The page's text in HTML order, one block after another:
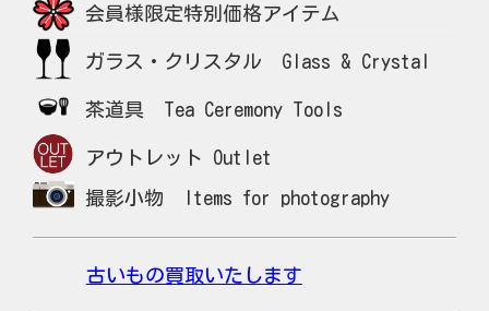
会員様限定特別価格アイテム
ガラス・クリスタル Glass & Crystal
茶道具 Tea Ceremony Tools
アウトレット Outlet
撮影小物 Items for photography
古いもの買取いたします